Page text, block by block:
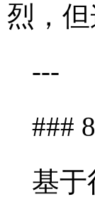
烈，
---
###
基于